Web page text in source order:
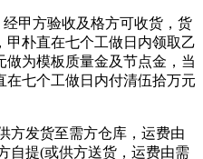
甲方验收及格方可收货，货
朴直在七个工做日内领取乙
为模板质量金及节点金，当
七个工做日内付清伍拾万元
发货至需方仓库，运费由
自提(或供方送货，运费由需